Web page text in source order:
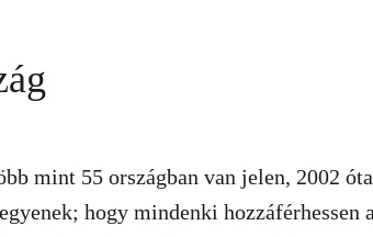
mint 55 országban van jelen, 2002
hogy mindenki hozzáférhessen